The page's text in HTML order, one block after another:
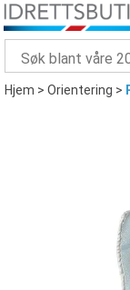
Hjem>Orientering>